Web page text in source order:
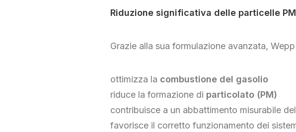
Riduzione significativa delle particelle PM
Grazie alla sua formulazione avanzata,
ottimizza la combustione del gasolio
riduce la formazione di particolato (PM)
contribuisce a un abbattimento misurabile
favorisce il corretto funzionamento dei